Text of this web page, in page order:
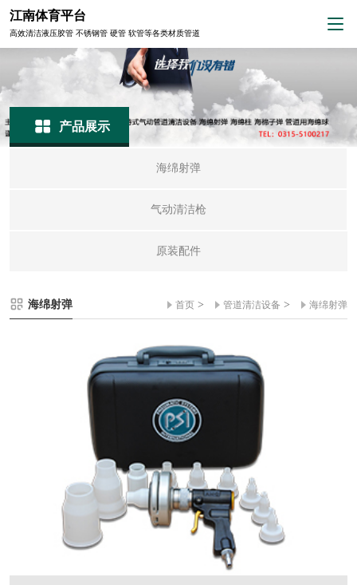
江南体育平台
高效清洁液压胶管 不锈钢管 硬管 软管等各类材质管道
产品展示
海绵射弹
气动清洁枪
原装配件
海绵射弹 首页 > 管道清洁设备 > 海绵射弹